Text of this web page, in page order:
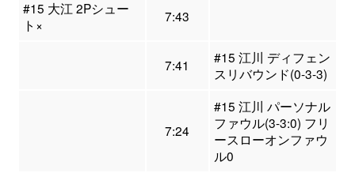
#15 大江 2Pシュー
ト×
7:43
7:41
#15 江川 ディフェン
スリバウンド(0-3-3)
7:24
#15 江川 パーソナル
ファウル(3-3:0) フリ
ースローオンファウ
ル0